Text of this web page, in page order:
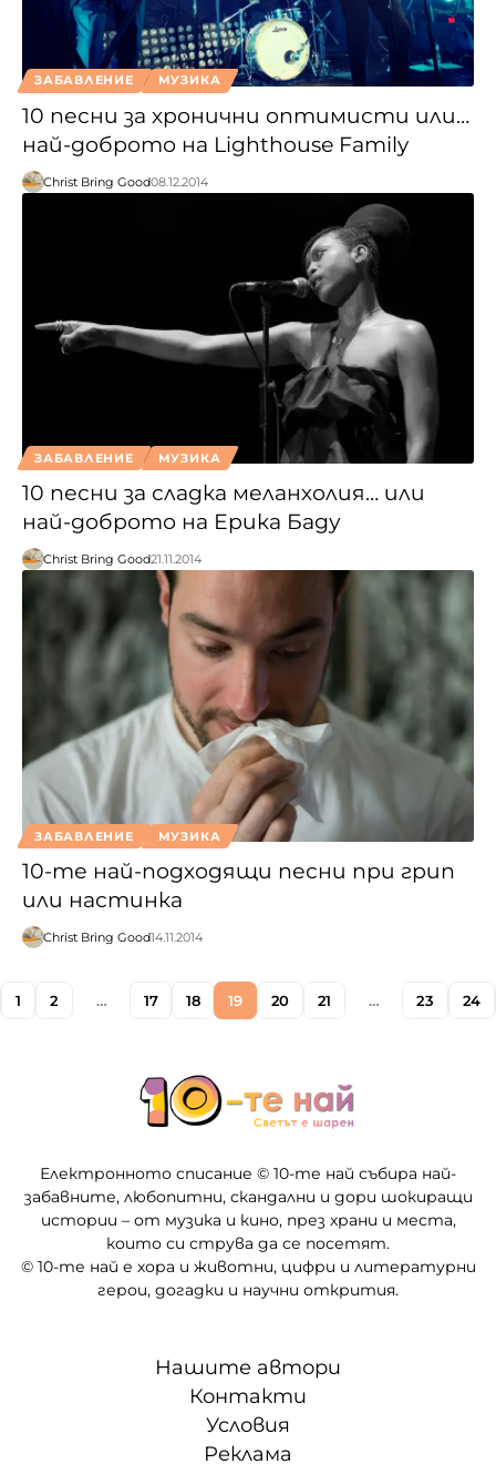
ЗАБАВЛЕНИЕ МУЗИКА
10 песни за хронични оптимисти или…
най-доброто на Lighthouse Family
Christ Bring Good08.12.2014
ЗАБАВЛЕНИЕ МУЗИКА
10 песни за сладка меланхолия… или
най-доброто на Ерика Баду
Christ Bring Good21.11.2014
ЗАБАВЛЕНИЕ МУЗИКА
10-те най-подходящи песни при грип
или настинка
Christ Bring Good14.11.2014
1 2 … 17 18 19 20 21 … 23 24
Електронното списание © 10-те най събира най-
забавните, любопитни, скандални и дори шокиращи
истории – от музика и кино, през храни и места,
които си струва да се посетят.
© 10-те най е хора и животни, цифри и литературни
герои, догадки и научни открития.
Нашите автори
Контакти
Условия
Реклама